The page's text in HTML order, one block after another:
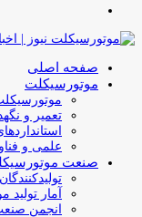
صفحه اصلی
موتورسیکلت
تعمیر و
علمی و
صنعت
آمار
انجمن